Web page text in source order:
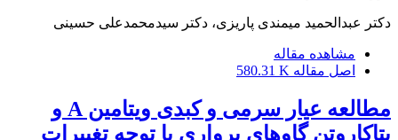
دکتر عبدالحمید میمندی پاریزی، دکتر سیدمحمدعلی حسینی
مشاهده مقاله
اصل مقاله 580.31 K
مطالعه عیار سرمی و کبدی ویتامین A و
بتاکاروتن گاوهای پرواری با توجه تغییرات